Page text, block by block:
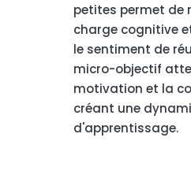
petites permet de
charge cognitive
le sentiment de
micro-objectif
motivation et la
créant une
d'apprentissage.